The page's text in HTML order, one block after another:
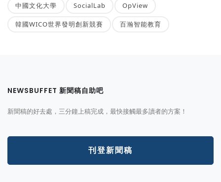
中國文化大學 SocialLab OpView
韓國WICO世界發明創新競賽 百瀚智能教育
NEWSBUFFET 新聞稿自助吧
新聞稿的好去處，三分鐘上稿完成，最快接觸最多讀者的方案！
刊登新聞稿